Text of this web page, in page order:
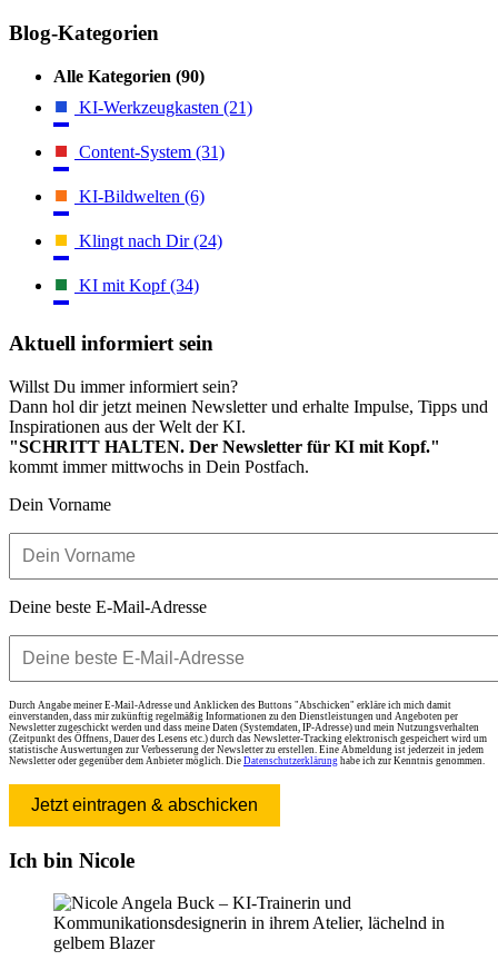
Blog-Kategorien
Alle Kategorien (90)
KI-Werkzeugkasten (21)
Content-System (31)
KI-Bildwelten (6)
Klingt nach Dir (24)
KI mit Kopf (34)
Aktuell informiert sein
Willst Du immer informiert sein?
Dann hol dir jetzt meinen Newsletter und erhalte Impulse, Tipps und
Inspirationen aus der Welt der KI.
"SCHRITT HALTEN. Der Newsletter für KI mit Kopf."
kommt immer mittwochs in Dein Postfach.
Dein Vorname
Deine beste E-Mail-Adresse
Durch Angabe meiner E-Mail-Adresse und Anklicken des Buttons "Abschicken" erkläre ich mich damit
einverstanden, dass mir zukünftig regelmäßig Informationen zu den Dienstleistungen und Angeboten per
Newsletter zugeschickt werden und dass meine Daten (Systemdaten, IP-Adresse) und mein Nutzungsverhalten
(Zeitpunkt des Öffnens, Dauer des Lesens etc.) durch das Newsletter-Tracking elektronisch gespeichert wird um
statistische Auswertungen zur Verbesserung der Newsletter zu erstellen. Eine Abmeldung ist jederzeit in jedem
Newsletter oder gegenüber dem Anbieter möglich. Die Datenschutzerklärung habe ich zur Kenntnis genommen.
Jetzt eintragen & abschicken
Ich bin Nicole